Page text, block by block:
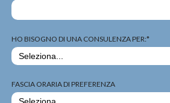
HO BISOGNO DI UNA CONSULENZA PER:*
FASCIA ORARIA DI PREFERENZA